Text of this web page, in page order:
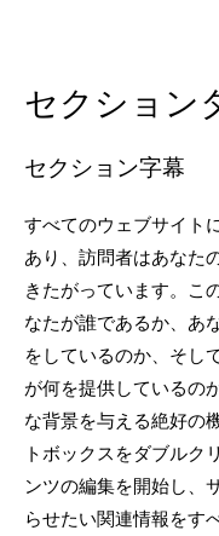
セクション
セクション字幕
すべてのウェブサイト
あり、訪問者はあなた
きたがっています。こ
なたが誰であるか、あ
をしているのか、そし
が何を提供しているの
な背景を与える絶好の
トボックスをダブルク
ンツの編集を開始し、
らせたい関連情報をす